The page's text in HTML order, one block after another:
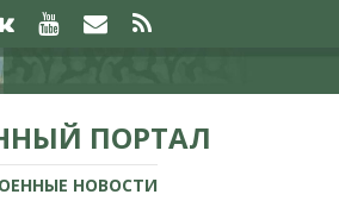
ПОРТАЛ
НОВОСТИ